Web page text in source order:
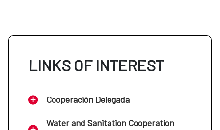
LINKS OF INTEREST
Cooperación Delegada
Water and Sanitation Cooperation